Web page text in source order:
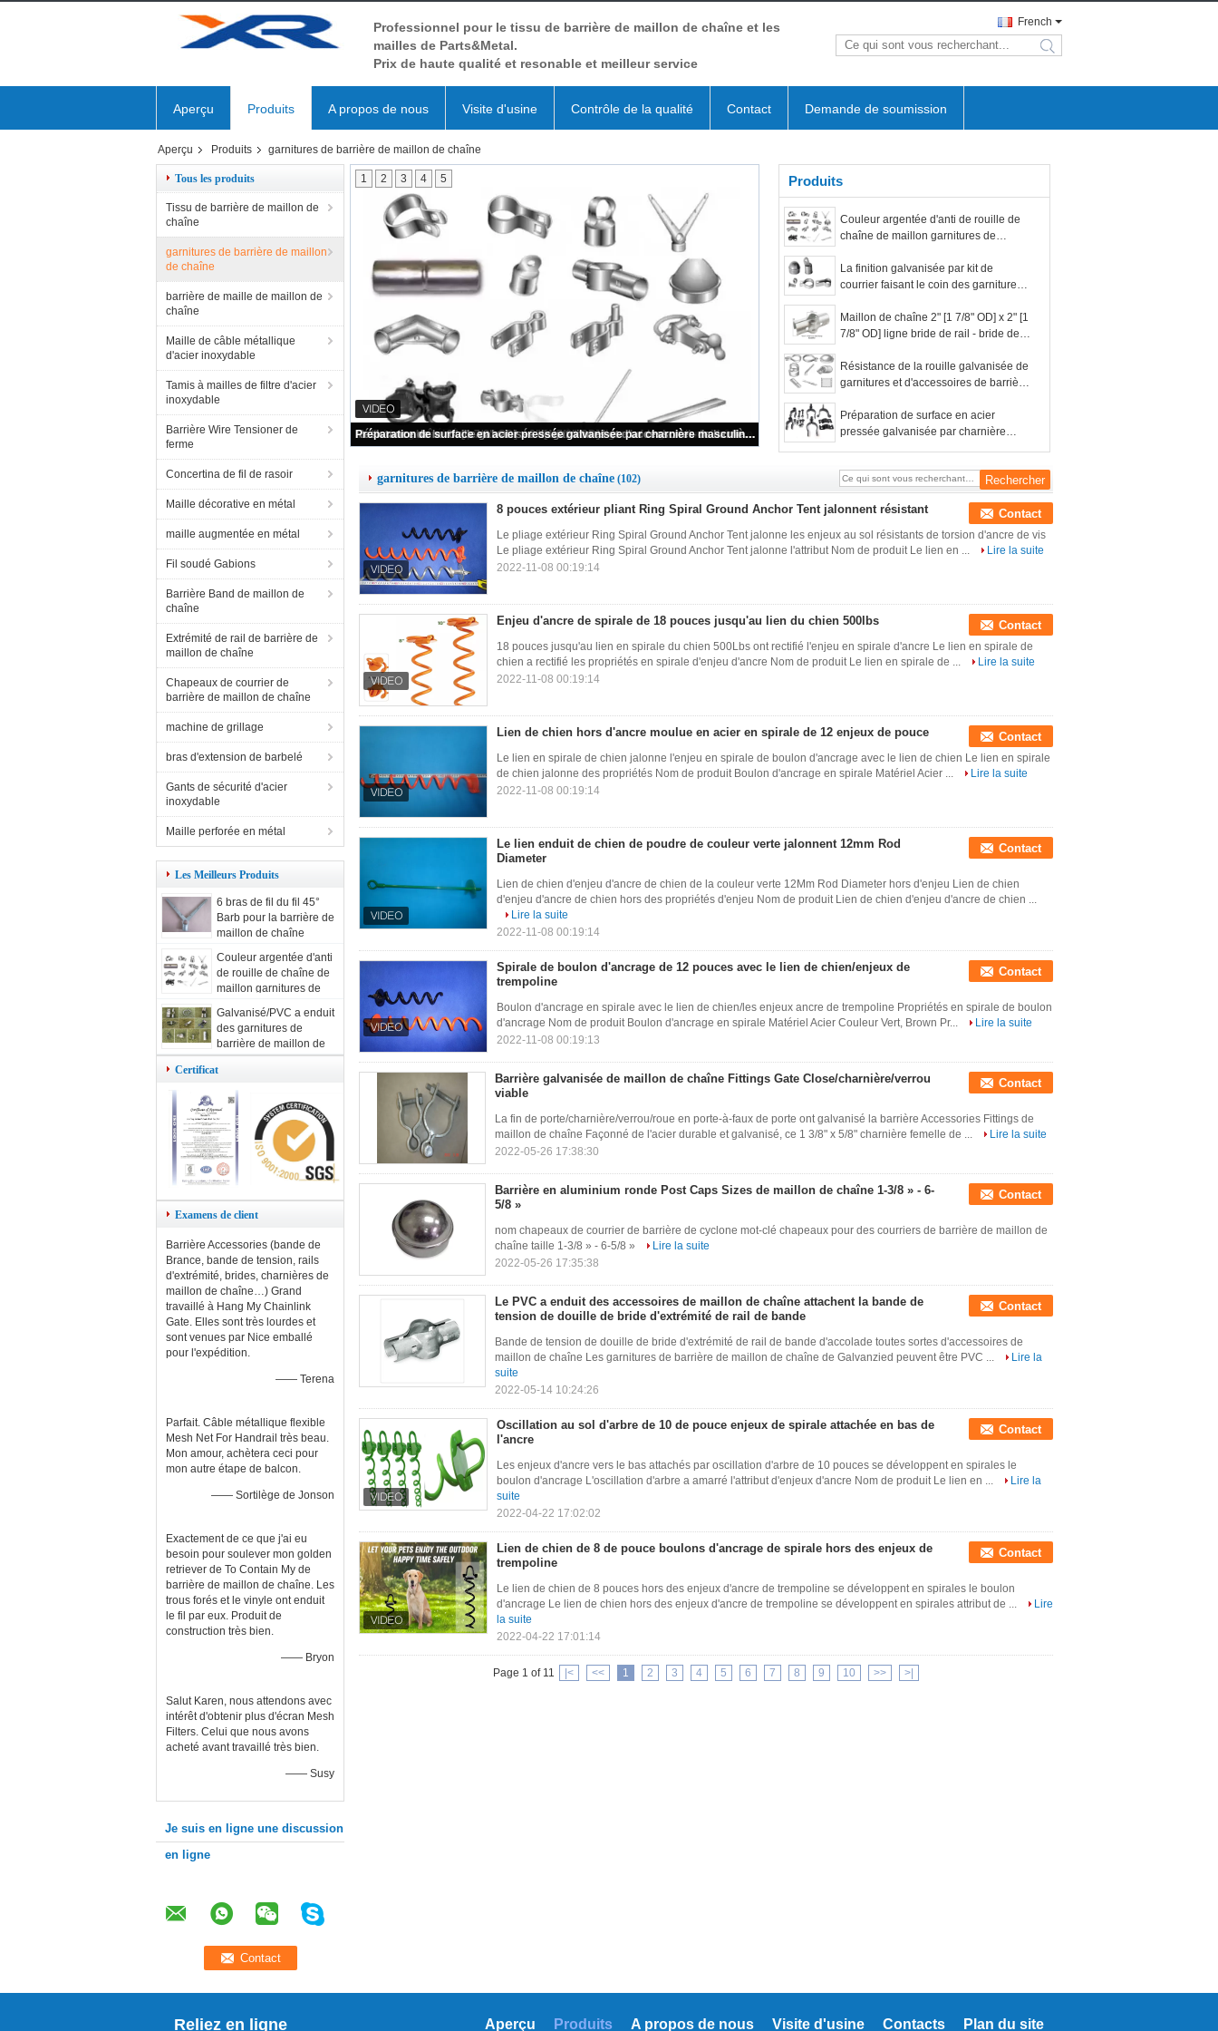
Professionnel pour le tissu de barrière de maillon de chaîne et les
mailles de Parts&Metal.
Prix de haute qualité et resonable et meilleur service
French
search
Aperçu Produits A propos de nous Visite d'usine Contrôle de la qualité Contact Demande de soumission
Aperçu Produits garnitures de barrière de maillon de chaîne
Tous les produits
Tissu de barrière de maillon de
chaîne
garnitures de barrière de maillon
de chaîne
barrière de maille de maillon de
chaîne
Maille de câble métallique
d'acier inoxydable
Tamis à mailles de filtre d'acier
inoxydable
Barrière Wire Tensioner de
ferme
Concertina de fil de rasoir
Maille décorative en métal
maille augmentée en métal
Fil soudé Gabions
Barrière Band de maillon de
chaîne
Extrémité de rail de barrière de
maillon de chaîne
Chapeaux de courrier de
barrière de maillon de chaîne
machine de grillage
bras d'extension de barbelé
Gants de sécurité d'acier
inoxydable
Maille perforée en métal
Les Meilleurs Produits
6 bras de fil du fil 45°
Barb pour la barrière de
maillon de chaîne
Couleur argentée d'anti
de rouille de chaîne de
maillon garnitures de
Galvanisé/PVC a enduit
des garnitures de
barrière de maillon de
chaîne
Certificat
Examens de client
Barrière Accessories (bande de
Brance, bande de tension, rails
d'extrémité, brides, charnières de
maillon de chaîne…) Grand
travaillé à Hang My Chainlink
Gate. Elles sont très lourdes et
sont venues par Nice emballé
pour l'expédition.
—— Terena
Parfait. Câble métallique flexible
Mesh Net For Handrail très beau.
Mon amour, achètera ceci pour
mon autre étape de balcon.
—— Sortilège de Jonson
Exactement de ce que j'ai eu
besoin pour soulever mon golden
retriever de To Contain My de
barrière de maillon de chaîne. Les
trous forés et le vinyle ont enduit
le fil par eux. Produit de
construction très bien.
—— Bryon
Salut Karen, nous attendons avec
intérêt d'obtenir plus d'écran Mesh
Filters. Celui que nous avons
acheté avant travaillé très bien.
—— Susy
Je suis en ligne une discussion
en ligne
Couleur argentée d'anti de rouille de chaîne de maillon garnitures de barrière
1 2 3 4 5 Produits
Couleur argentée d'anti de rouille de
chaîne de maillon garnitures de
La finition galvanisée par kit de
courrier faisant le coin des garnitures
en métal » facile installent
Maillon de chaîne 2" [1 7/8" OD] x 2" [1
7/8" OD] ligne bride de rail - bride de
Résistance de la rouille galvanisée de
garnitures et d'accessoires de barrière
chaude
Préparation de surface en acier
pressée galvanisée par charnière
garnitures de barrière de maillon de chaîne (102)
8 pouces extérieur pliant Ring Spiral Ground Anchor Tent jalonnent résistant Contact
Le pliage extérieur Ring Spiral Ground Anchor Tent jalonne les enjeux au sol résistants de torsion d'ancre de vis
Le pliage extérieur Ring Spiral Ground Anchor Tent jalonne l'attribut Nom de produit Le lien en ...
Lire la suite
2022-11-08 00:19:14
Enjeu d'ancre de spirale de 18 pouces jusqu'au lien du chien 500lbs Contact
18 pouces jusqu'au lien en spirale du chien 500Lbs ont rectifié l'enjeu en spirale d'ancre Le lien en spirale de
chien a rectifié les propriétés en spirale d'enjeu d'ancre Nom de produit Le lien en spirale de ...
Lire la suite
2022-11-08 00:19:14
Lien de chien hors d'ancre moulue en acier en spirale de 12 enjeux de pouce Contact
Le lien en spirale de chien jalonne l'enjeu en spirale de boulon d'ancrage avec le lien de chien Le lien en spirale
de chien jalonne des propriétés Nom de produit Boulon d'ancrage en spirale Matériel Acier ...
Lire la suite
2022-11-08 00:19:14
Le lien enduit de chien de poudre de couleur verte jalonnent 12mm Rod
Diameter
Contact
Lien de chien d'enjeu d'ancre de chien de la couleur verte 12Mm Rod Diameter hors d'enjeu Lien de chien
d'enjeu d'ancre de chien hors des propriétés d'enjeu Nom de produit Lien de chien d'enjeu d'ancre de chien ...
Lire la suite
2022-11-08 00:19:14
Spirale de boulon d'ancrage de 12 pouces avec le lien de chien/enjeux de
trempoline
Contact
Boulon d'ancrage en spirale avec le lien de chien/les enjeux ancre de trempoline Propriétés en spirale de boulon
d'ancrage Nom de produit Boulon d'ancrage en spirale Matériel Acier Couleur Vert, Brown Pr...
Lire la suite
2022-11-08 00:19:13
Barrière galvanisée de maillon de chaîne Fittings Gate Close/charnière/verrou
viable
Contact
La fin de porte/charnière/verrou/roue en porte-à-faux de porte ont galvanisé la barrière Accessories Fittings de
maillon de chaîne Façonné de l'acier durable et galvanisé, ce 1 3/8" x 5/8" charnière femelle de ...
Lire la suite
2022-05-26 17:38:30
Barrière en aluminium ronde Post Caps Sizes de maillon de chaîne 1-3/8 » - 6-
5/8 »
Contact
nom chapeaux de courrier de barrière de cyclone mot-clé chapeaux pour des courriers de barrière de maillon de
chaîne taille 1-3/8 » - 6-5/8 »
Lire la suite
2022-05-26 17:35:38
Le PVC a enduit des accessoires de maillon de chaîne attachent la bande de
tension de douille de bride d'extrémité de rail de bande
Contact
Bande de tension de douille de bride d'extrémité de rail de bande d'accolade toutes sortes d'accessoires de
maillon de chaîne Les garnitures de barrière de maillon de chaîne de Galvanzied peuvent être PVC ...
Lire la
suite
2022-05-14 10:24:26
Oscillation au sol d'arbre de 10 de pouce enjeux de spirale attachée en bas de
l'ancre
Contact
Les enjeux d'ancre vers le bas attachés par oscillation d'arbre de 10 pouces se développent en spirales le
boulon d'ancrage L'oscillation d'arbre a amarré l'attribut d'enjeux d'ancre Nom de produit Le lien en ...
Lire la
suite
2022-04-22 17:02:02
Lien de chien de 8 de pouce boulons d'ancrage de spirale hors des enjeux de
trempoline
Contact
Le lien de chien de 8 pouces hors des enjeux d'ancre de trempoline se développent en spirales le boulon
d'ancrage Le lien de chien hors des enjeux d'ancre de trempoline se développent en spirales attribut de ...
Lire
la suite
2022-04-22 17:01:14
Page 1 of 11 |< << 1 2 3 4 5 6 7 8 9 10 >> >|
Reliez en ligne Plan du site
Contacts
Visite d'usine
A propos de nous
Produits
Aperçu